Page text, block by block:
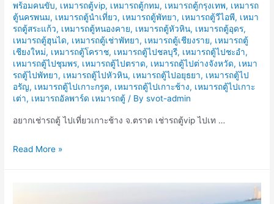
พร้อมคนขับ, เหมารถตู้vip, เหมารถตู้กทม, เหมารถตู้กรุงเทพ, เหมารถ
ตู้นครพนม, เหมารถตู้นำเที่ยว, เหมารถตู้พัทยา, เหมารถตู้วีไอพี, เหมา
รถตู้สระแก้ว, เหมารถตู้หนองคาย, เหมารถตู้หัวหิน, เหมารถตู้อุดร,
เหมารถตู้ฮุนได, เหมารถตู้เช่าพัทยา, เหมารถตู้เชียงราย, เหมารถตู้
เชียงใหม่, เหมารถตู้โคราช, เหมารถตู้ไปชลบุรี, เหมารถตู้ไปชะอำ,
เหมารถตู้ไปชุมพร, เหมารถตู้ไปตราด, เหมารถตู้ไปต่างจังหวัด, เหมา
รถตู้ไปพัทยา, เหมารถตู้ไปหัวหิน, เหมารถตู้ไปอยุธยา, เหมารถตู้ไป
อรัญ, เหมารถตู้ไปเกาะกรูด, เหมารถตู้ไปเกาะช้าง, เหมารถตู้ไปเกาะ
เต่า, เหมารถอัลพาร์ด เหมารถตู้ / Bysvot-admin
อยากเช่ารถตู้ ไปเที่ยวเกาะช้าง จ.ตราด เช่ารถตู้vip ไปเท …
อยาก
Read More »